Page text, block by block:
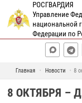
РОСГВАРДИЯ
Управление
национальной
Федерации по
Главная Новости 8
8 ОКТЯБРЯ –